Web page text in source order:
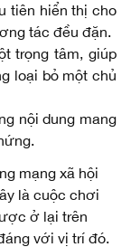
tiên hiển thị cho
tác đều đặn.
trọng tâm, giúp
loại bỏ một chủ
nội dung mang
mạng xã hội
là cuộc chơi
ở lại trên
với vị trí đó.